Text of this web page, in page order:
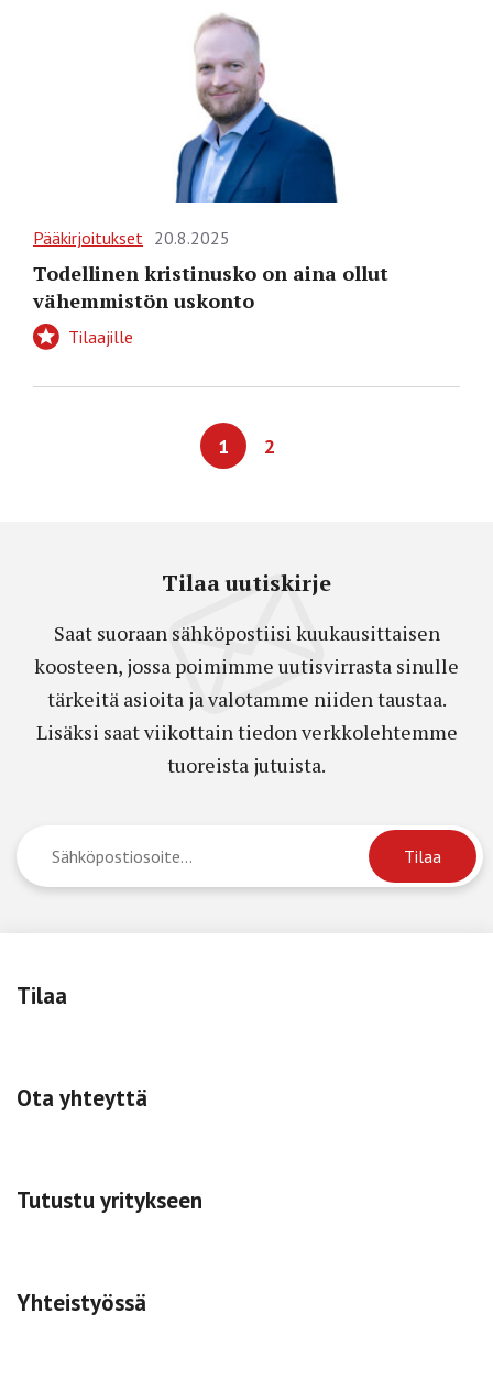
Pääkirjoitukset 20.8.2025
Todellinen kristinusko on aina ollut
vähemmistön uskonto
Tilaajille
1 2
Tilaa uutiskirje
Saat suoraan sähköpostiisi kuukausittaisen
koosteen, jossa poimimme uutisvirrasta sinulle
tärkeitä asioita ja valotamme niiden taustaa.
Lisäksi saat viikottain tiedon verkkolehtemme
tuoreista jutuista.
Tilaa
Ota yhteyttä
Tutustu yritykseen
Yhteistyössä